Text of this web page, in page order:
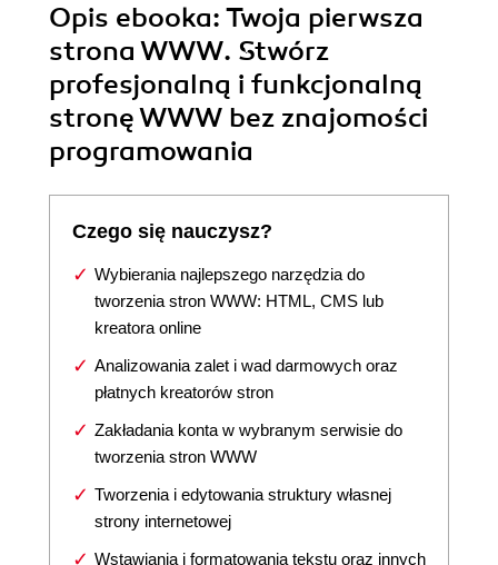
Opis ebooka: Twoja pierwsza
strona WWW. Stwórz
profesjonalną i funkcjonalną
stronę WWW bez znajomości
programowania
Czego się nauczysz?
Wybierania najlepszego narzędzia do
tworzenia stron WWW: HTML, CMS lub
kreatora online
Analizowania zalet i wad darmowych oraz
płatnych kreatorów stron
Zakładania konta w wybranym serwisie do
tworzenia stron WWW
Tworzenia i edytowania struktury własnej
strony internetowej
Wstawiania i formatowania tekstu oraz innych